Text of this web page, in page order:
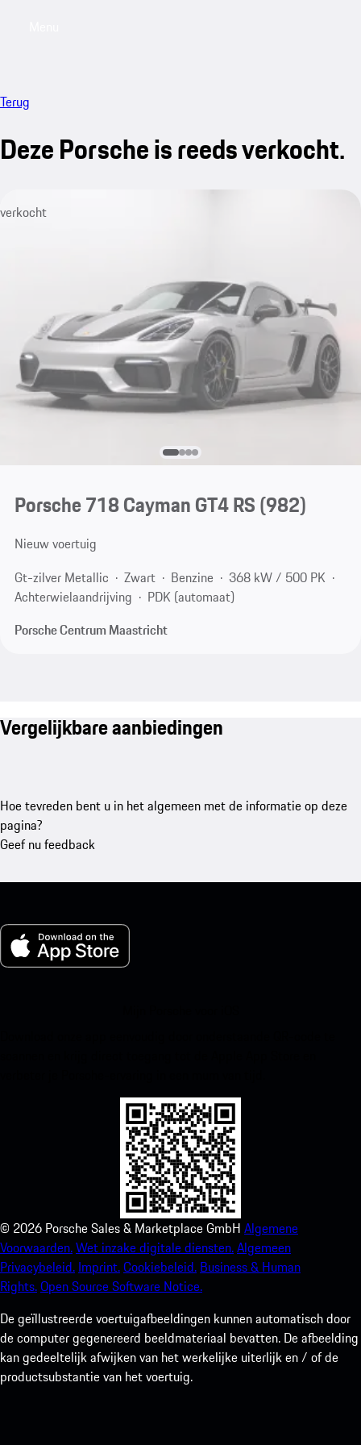
Terug
Deze Porsche is reeds verkocht.
verkocht
Porsche 718 Cayman GT4 RS(982)
Nieuw voertuig
Gt-zilver Metallic
Zwart Benzine
368 kW / 500 PK
Achterwielaandrijving
PDK (automaat)
Porsche Centrum Maastricht
Vergelijkbare aanbiedingen
Hoe tevreden bent u in het algemeen met de informatie op deze
pagina?
Geef nu feedback
© 2026 Porsche Sales & Marketplace GmbH Algemene
Voorwaarden.Wet inzake digitale diensten.Algemeen
Privacybeleid. Imprint.Cookiebeleid. Business & Human
Rights.Open Source Software Notice.
De geïllustreerde voertuigafbeeldingen kunnen automatisch door
de computer gegenereerd beeldmateriaal bevatten. De afbeelding
kan gedeeltelijk afwijken van het werkelijke uiterlijk en / of de
productsubstantie van het voertuig.